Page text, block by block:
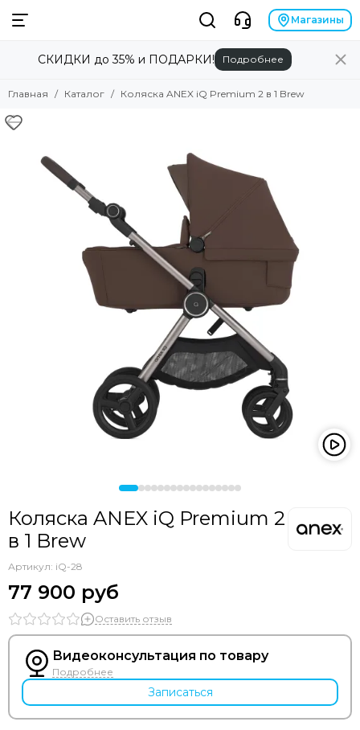
Магазины
СКИДКИ до 35% и ПОДАРКИ! Подробнее
Главная Каталог Коляска ANEX iQ Premium 2 в 1 Brew
Коляска ANEX iQ Premium 2
в 1 Brew
Артикул: iQ-28
77 900 руб
Оставить отзыв
Видеоконсультация по товару
Подробнее
Записаться